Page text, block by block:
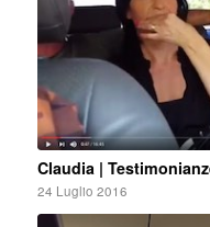
Claudia |
24 Luglio 2016